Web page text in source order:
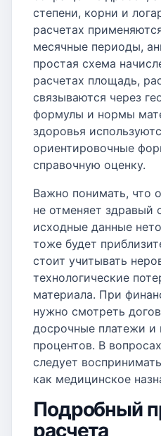
степени, корни и
расчетах
месячные периоды,
простая схема
расчетах площадь,
связываются через
формулы и нормы
здоровья
ориентировочные
справочную оценку.
Важно понимать, что
не отменяет здравый
исходные данные
тоже будет
стоит учитывать
технологические
материала. При
нужно смотреть
досрочные платежи и
процентов. В
следует
как медицинское
Подробный
расчета